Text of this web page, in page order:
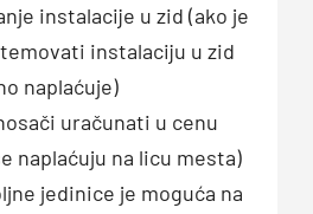
instalacije u zid (ako je
instalaciju u zid
naplaćuje)
uračunati u cenu
naplaćuju na licu mesta)
jedinice je moguća na